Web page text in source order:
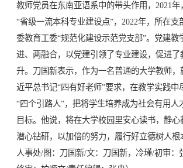
教师党员在东南亚语系中的带头作用，2021
“省级一流本科专业建设点”，2022年，所在支
委教育工委“规范化建设示范党支部”。党建教
进、两融合，以党建引领了专业建设，促进了
升。刀国新表示，作为一名普通的大学教师，
近平总书记“四有好老师”要求，在教学实践中
“四个引路人”，把将学生培养成为社会有用人
目标。他说，将在大学校园里安心读书，静心
潜心钻研，以加倍的努力，履行好立德树人根
人事处/图：刀国新/文：刀国新，冷瑾/初审：